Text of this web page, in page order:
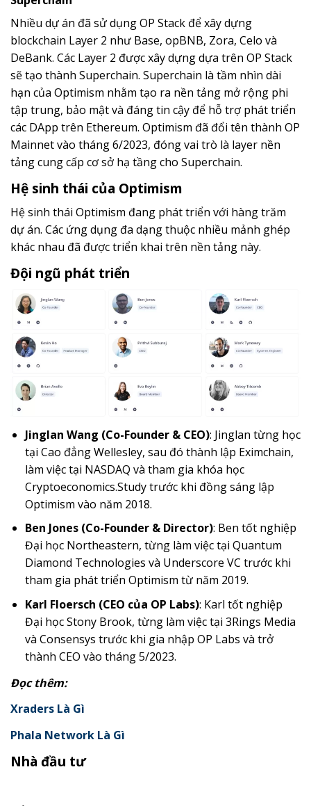
Nhiều dự án đã sử dụng OP Stack để xây dựng
blockchain Layer 2 như Base, opBNB, Zora, Celo và
DeBank. Các Layer 2 được xây dựng dựa trên OP Stack
sẽ tạo thành Superchain. Superchain là tầm nhìn dài
hạn của Optimism nhằm tạo ra nền tảng mở rộng phi
tập trung, bảo mật và đáng tin cậy để hỗ trợ phát triển
các DApp trên Ethereum. Optimism đã đổi tên thành OP
Mainnet vào tháng 6/2023, đóng vai trò là layer nền
tảng cung cấp cơ sở hạ tầng cho Superchain.
Hệ sinh thái của Optimism
Hệ sinh thái Optimism đang phát triển với hàng trăm
dự án. Các ứng dụng đa dạng thuộc nhiều mảnh ghép
khác nhau đã được triển khai trên nền tảng này.
Đội ngũ phát triển
Jinglan Wang (Co-Founder & CEO): Jinglan từng học
tại Cao đẳng Wellesley, sau đó thành lập Eximchain,
làm việc tại NASDAQ và tham gia khóa học
Cryptoeconomics.Study trước khi đồng sáng lập
Optimism vào năm 2018.
Ben Jones (Co-Founder & Director): Ben tốt nghiệp
Đại học Northeastern, từng làm việc tại Quantum
Diamond Technologies và Underscore VC trước khi
tham gia phát triển Optimism từ năm 2019.
Karl Floersch (CEO của OP Labs): Karl tốt nghiệp
Đại học Stony Brook, từng làm việc tại 3Rings Media
và Consensys trước khi gia nhập OP Labs và trở
thành CEO vào tháng 5/2023.
Đọc thêm:
Xraders Là Gì
Phala Network Là Gì
Nhà đầu tư